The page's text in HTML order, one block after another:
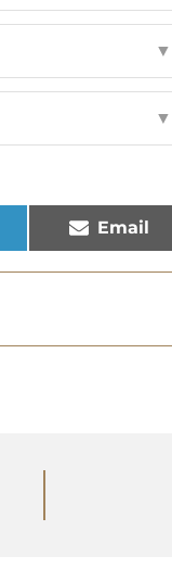
▼
▼
Email